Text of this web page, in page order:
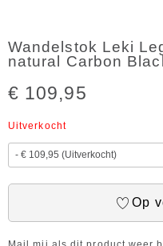
Wandelstok Leki
natural Carbon
€ 109,95
Uitverkocht
Op